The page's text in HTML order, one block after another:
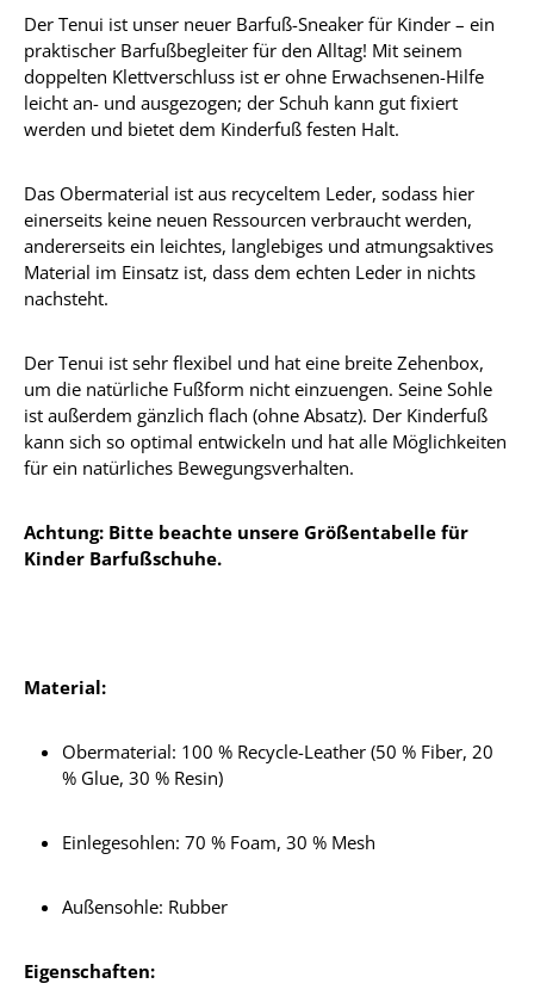
Der Tenui ist unser neuer Barfuß-Sneaker für Kinder – ein
praktischer Barfußbegleiter für den Alltag! Mit seinem
doppelten Klettverschluss ist er ohne Erwachsenen-Hilfe
leicht an- und ausgezogen; der Schuh kann gut fixiert
werden und bietet dem Kinderfuß festen Halt.
Das Obermaterial ist aus recyceltem Leder, sodass hier
einerseits keine neuen Ressourcen verbraucht werden,
andererseits ein leichtes, langlebiges und atmungsaktives
Material im Einsatz ist, dass dem echten Leder in nichts
nachsteht.
Der Tenui ist sehr flexibel und hat eine breite Zehenbox,
um die natürliche Fußform nicht einzuengen. Seine Sohle
ist außerdem gänzlich flach (ohne Absatz). Der Kinderfuß
kann sich so optimal entwickeln und hat alle Möglichkeiten
für ein natürliches Bewegungsverhalten.
Achtung: Bitte beachte unsere Größentabelle für
Kinder Barfußschuhe.
Material:
Obermaterial: 100 % Recycle-Leather (50 % Fiber, 20
% Glue, 30 % Resin)
Einlegesohlen: 70 % Foam, 30 % Mesh
Außensohle: Rubber
Eigenschaften: